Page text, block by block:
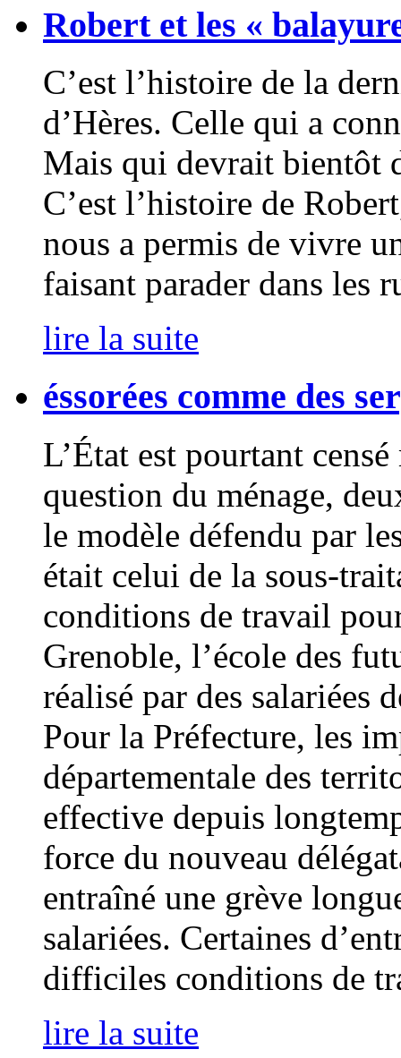
Robert et les «
C’est l’histoire de la
d’Hères. Celle qui a
Mais qui devrait bientôt
C’est l’histoire de
nous a permis de vivre
faisant parader dans les
lire la suite
éssorées comme des
L’État est pourtant
question du ménage,
le modèle défendu par
était celui de la sous-
conditions de travail
Grenoble, l’école des
réalisé par des salariées
Pour la Préfecture, les
départementale des
effective depuis
force du nouveau
entraîné une grève
salariées. Certaines
difficiles conditions de
lire la suite